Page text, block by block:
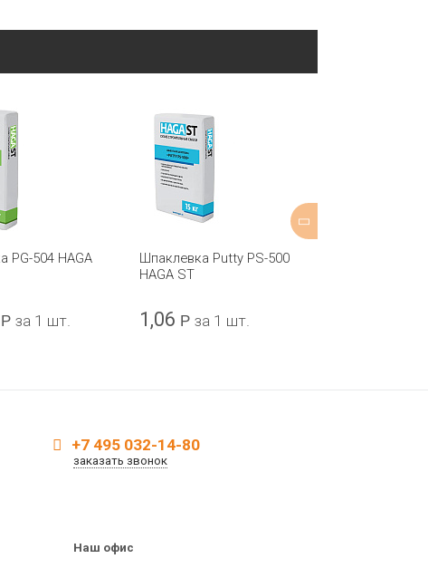
PG-504 HAGA
Р за 1 шт.
Шпаклевка Putty PS-500
HAGA ST
1,06 Р за 1 шт.
+7 495 032-14-80
заказать звонок
Наш офис